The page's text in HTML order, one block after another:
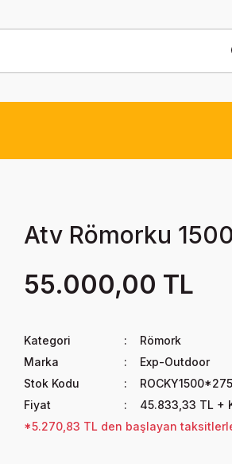
Atv Römorku
55.000,00 TL
Kategori
Römork
Marka
Exp-Outdoor
Stok Kodu
Fiyat
45.833,33 TL +
*5.270,83 TL den başlayan